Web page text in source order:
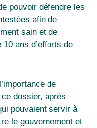
pouvoir défendre les
afin de
sain et de
ans d’efforts de
de
dossier, après
pouvaient servir à
le gouvernement et